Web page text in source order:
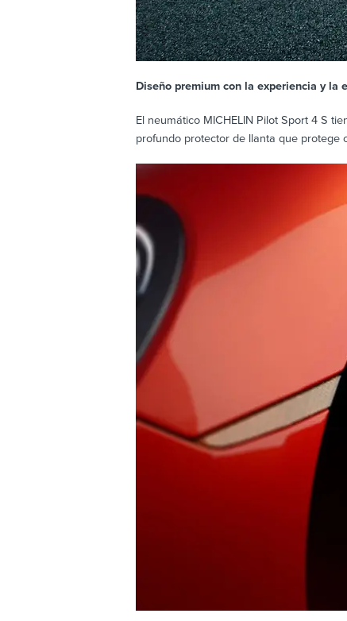
Diseño premium con la experiencia y la
El neumático MICHELIN Pilot Sport 4 S
profundo protector de llanta que protege